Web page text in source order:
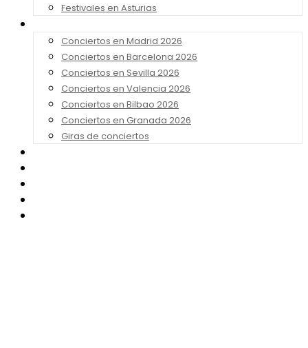
Festivales en Asturias
Conciertos en Madrid 2026
Conciertos en Barcelona 2026
Conciertos en Sevilla 2026
Conciertos en Valencia 2026
Conciertos en Bilbao 2026
Conciertos en Granada 2026
Giras de conciertos